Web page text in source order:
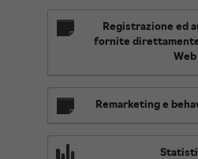
Registrazione ed
fornite
Web
Remarketing e